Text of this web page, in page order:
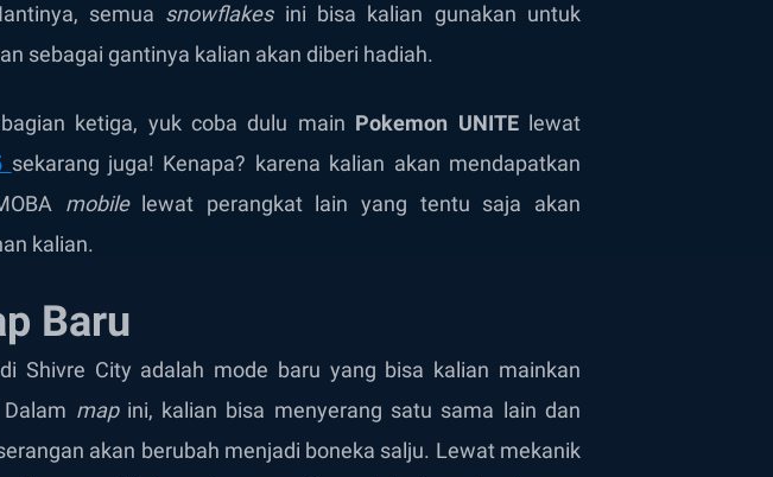
semua snowflakesini bisa kalian gunakan untuk
sebagai gantinya kalian akan diberi hadiah.
ketiga, yuk coba dulu main Pokemon UNITElewat
sekarang juga! Kenapa? karena kalian akan mendapatkan
mobilelewat perangkat lain yang tentu saja akan
kalian.
Baru
Shivre City adalah mode baru yang bisa kalian mainkan
mapini, kalian bisa menyerang satu sama lain dan
akan berubah menjadi boneka salju. Lewat mekanik